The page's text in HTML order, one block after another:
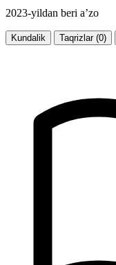
2023-yildan beri a’zo
Kundalik Taqrizlar (0)